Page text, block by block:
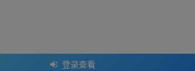
登录查看